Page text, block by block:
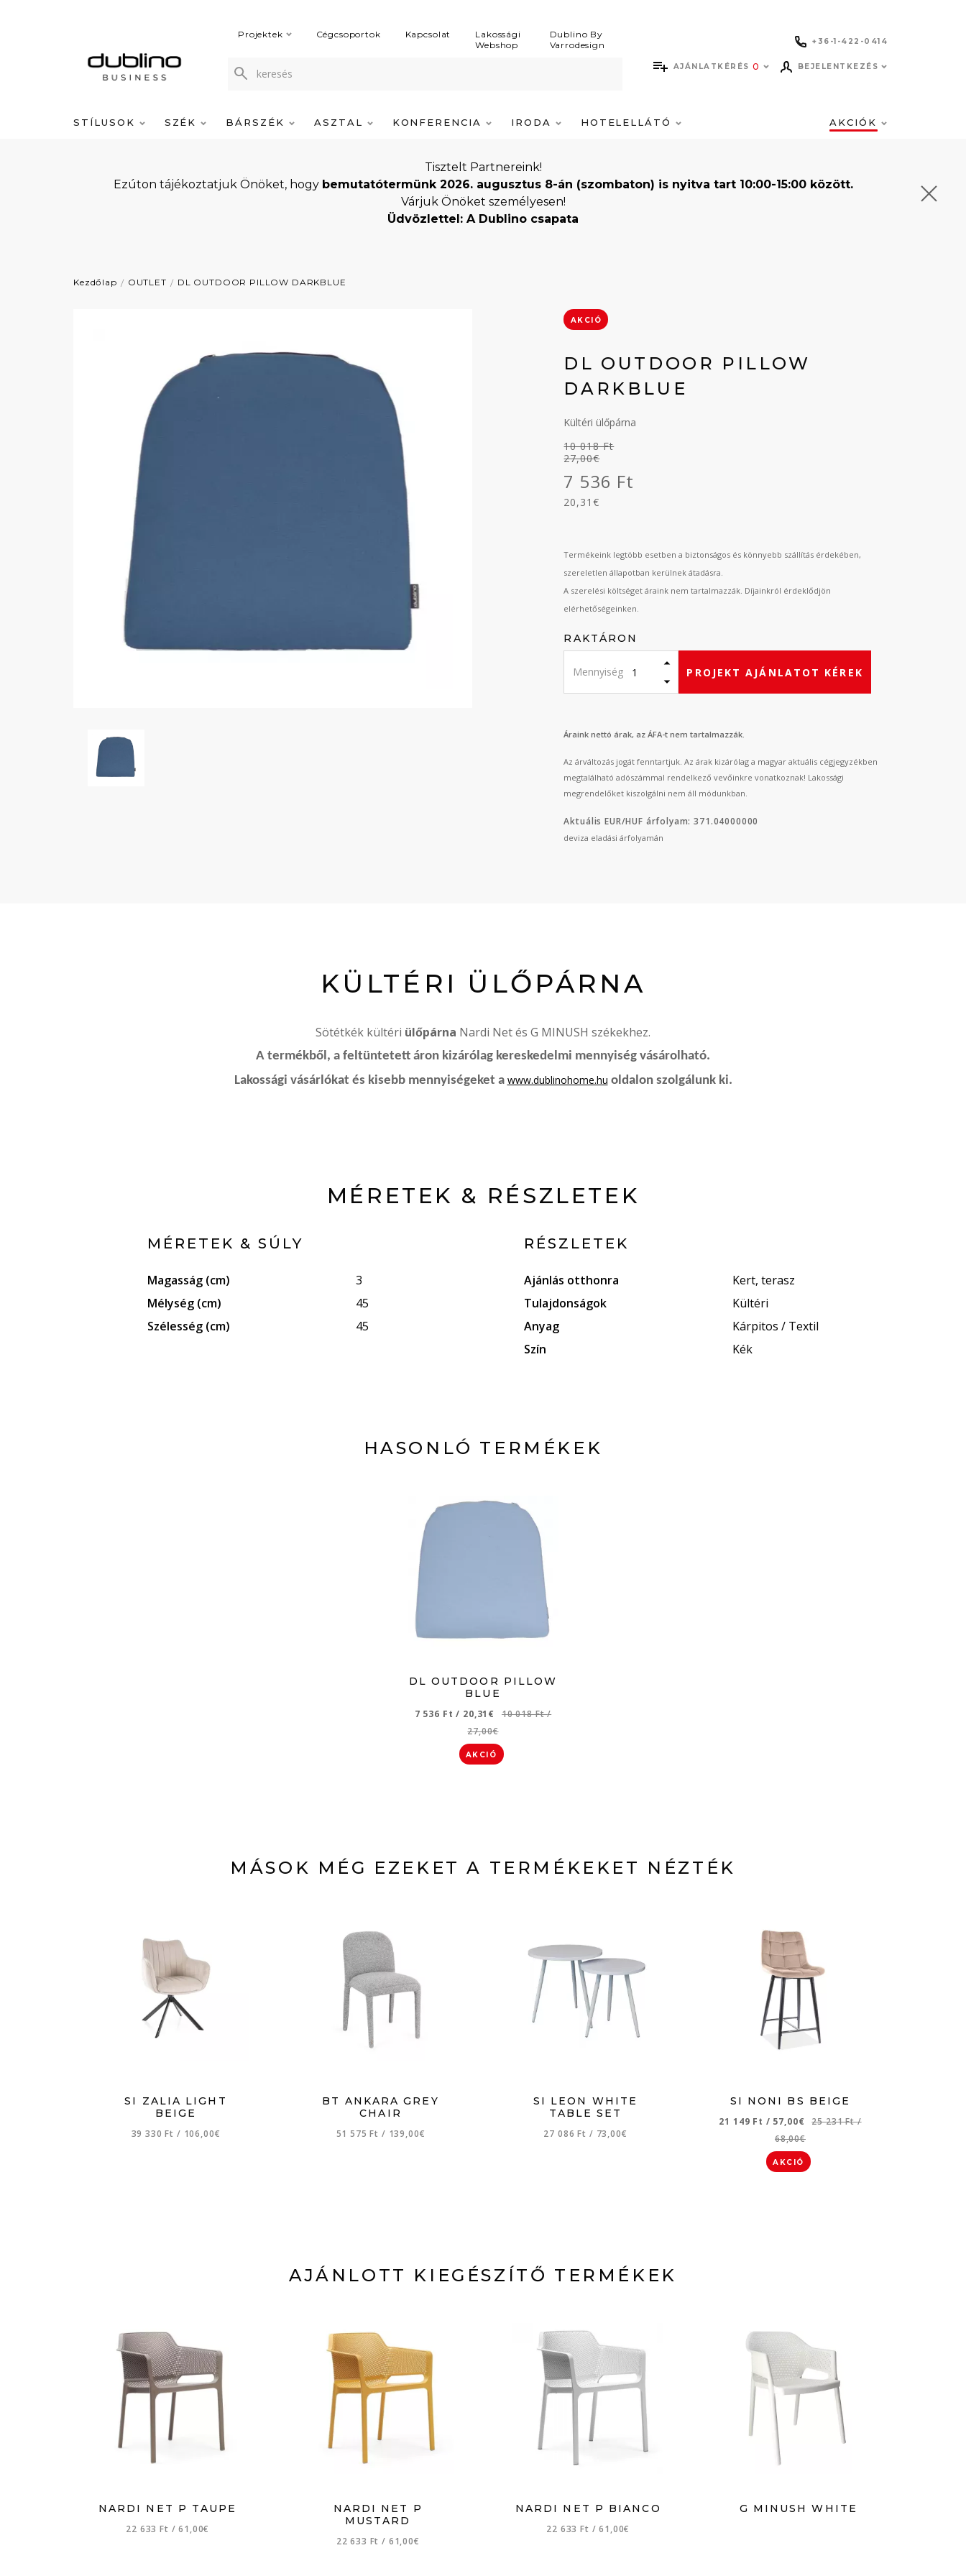
Projektek Cégcsoportok Kapcsolat
Lakossági
Webshop
Dublino By
Varrodesign
+36-1-422-0414
AJÁNLATKÉRÉS 0 BEJELENTKEZÉS
STÍLUSOK SZÉK BÁRSZÉK ASZTAL KONFERENCIA IRODA HOTELELLÁTÓ AKCIÓK
Tisztelt Partnereink!
Ezúton tájékoztatjuk Önöket, hogy bemutatótermünk 2026. augusztus 8-án (szombaton) is nyitva tart 10:00-15:00 között.
Várjuk Önöket személyesen!
Üdvözlettel: A Dublino csapata
Kezdőlap OUTLET DL OUTDOOR PILLOW DARKBLUE
AKCIÓ
DL OUTDOOR PILLOW
DARKBLUE
Kültéri ülőpárna
7 536 Ft
20,31€
10 018 Ft
27,00€
Termékeink legtöbb esetben a biztonságos és könnyebb szállítás érdekében,
szereletlen állapotban kerülnek átadásra.
A szerelési költséget áraink nem tartalmazzák. Díjainkról érdeklődjön
elérhetőségeinken.
RAKTÁRON
Mennyiség PROJEKT AJÁNLATOT KÉREK
Áraink nettó árak, az ÁFA-t nem tartalmazzák.
Az árváltozás jogát fenntartjuk. Az árak kizárólag a magyar aktuális cégjegyzékben
megtalálható adószámmal rendelkező vevőinkre vonatkoznak! Lakossági
megrendelőket kiszolgálni nem áll módunkban.
Aktuális EUR/HUF árfolyam: 371.04000000
deviza eladási árfolyamán
KÜLTÉRI ÜLŐPÁRNA
Sötétkék kültéri ülőpárna Nardi Net és G MINUSH székekhez.
A termékből, a feltüntetett áron kizárólag kereskedelmi mennyiség vásárolható.
Lakossági vásárlókat és kisebb mennyiségeket a www.dublinohome.hu oldalon szolgálunk ki.
MÉRETEK & RÉSZLETEK
MÉRETEK & SÚLY
Magasság (cm)
3
Mélység (cm)
45
Szélesség (cm)
45
RÉSZLETEK
Ajánlás otthonra
Kert, terasz
Tulajdonságok
Kültéri
Anyag
Kárpitos / Textil
Szín
Kék
HASONLÓ TERMÉKEK
DL OUTDOOR PILLOW
BLUE
7 536 Ft/ 20,31€ 10 018 Ft/
27,00€
AKCIÓ
MÁSOK MÉG EZEKET A TERMÉKEKET NÉZTÉK
SI ZALIA LIGHT
BEIGE
39 330 Ft / 106,00€
BT ANKARA GREY
CHAIR
51 575 Ft / 139,00€
SI LEON WHITE
TABLE SET
27 086 Ft / 73,00€
SI NONI BS BEIGE
21 149 Ft / 57,00€ 25 231 Ft/
68,00€
AKCIÓ
AJÁNLOTT KIEGÉSZÍTŐ TERMÉKEK
NARDI NET P TAUPE
22 633 Ft / 61,00€
NARDI NET P
MUSTARD
22 633 Ft/ 61,00€
NARDI NET P BIANCO
22 633 Ft / 61,00€
G MINUSH WHITE